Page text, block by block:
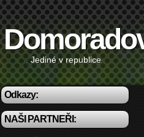
Jediné v republice
Odkazy:
NAŠI PARTNEŘI: